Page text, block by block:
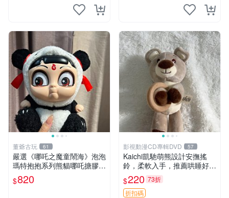
董爺古玩 61
嚴選《哪吒之魔童鬧海》泡泡
瑪特抱抱系列熊貓哪吒搪膠臉
毛絨， STATE：如圖顯示 哪
吒 毛絨公仔 泡泡瑪特
$820
影視動漫CD專輯DVD 57
Kaichi凱馳萌熊設計安撫搖
鈴，柔軟入手，推薦哄睡好選
擇 熊公仔 安撫玩具 喂食環
$220 73折
折扣碼